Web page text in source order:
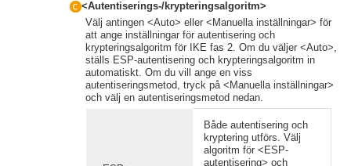
<Autentiserings-/krypteringsalgoritm>
Välj antingen <Auto> eller <Manuella inställningar> för
att ange inställningar för autentisering och
krypteringsalgoritm för IKE fas 2. Om du väljer <Auto>,
ställs ESP-autentisering och krypteringsalgoritm in
automatiskt. Om du vill ange en viss
autentiseringsmetod, tryck på <Manuella inställningar>
och välj en autentiseringsmetod nedan.
Både autentisering och
kryptering utförs. Välj
algoritm för <ESP-
autentisering> och